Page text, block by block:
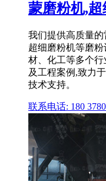
蒙磨粉机,超
我们提供高质量
超细磨粉机等磨
材、化工等多个
及工程案例,致力
技术支持。
联系电话: 180 3780